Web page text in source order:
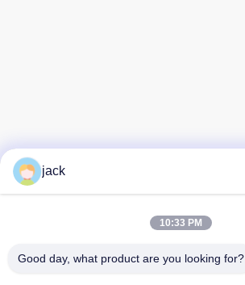
jack
10:33 PM
Good day, what product are you looking for?